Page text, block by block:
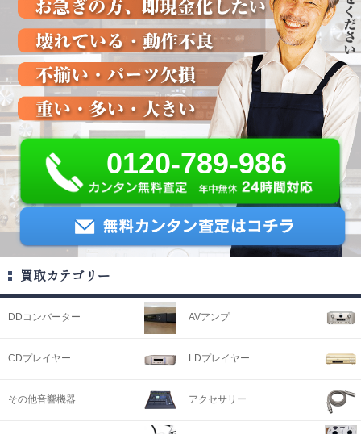
0120-789-986
買取カテゴリー
DDコンバーター AVアンプ
CDプレイヤー LDプレイヤー
その他音響機器 アクセサリー